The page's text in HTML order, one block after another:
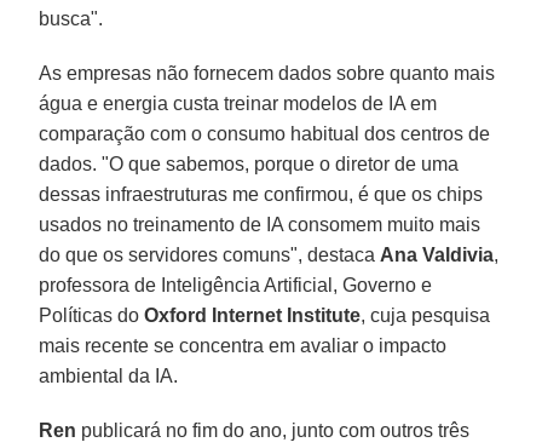
busca".
As empresas não fornecem dados sobre quanto mais
água e energia custa treinar modelos de IA em
comparação com o consumo habitual dos centros de
dados. "O que sabemos, porque o diretor de uma
dessas infraestruturas me confirmou, é que os chips
usados no treinamento de IA consomem muito mais
do que os servidores comuns", destaca Ana Valdivia,
professora de Inteligência Artificial, Governo e
Políticas do Oxford Internet Institute, cuja pesquisa
mais recente se concentra em avaliar o impacto
ambiental da IA.
Ren publicará no fim do ano, junto com outros três